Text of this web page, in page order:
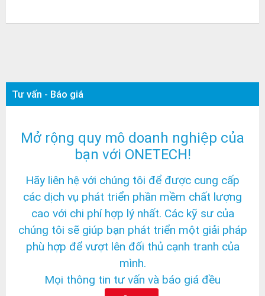
Tư vấn - Báo giá
Mở rộng quy mô doanh nghiệp của
bạn với ONETECH!
Hãy liên hệ với chúng tôi để được cung cấp
các dịch vụ phát triển phần mềm chất lượng
cao với chi phí hợp lý nhất. Các kỹ sư của
chúng tôi sẽ giúp bạn phát triển một giải pháp
phù hợp để vượt lên đối thủ cạnh tranh của
mình.
Mọi thông tin tư vấn và báo giá đều